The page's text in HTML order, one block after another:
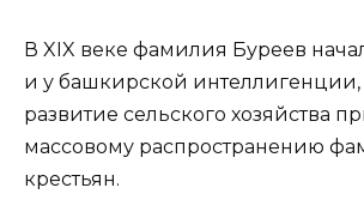
В XIX веке фамилия Буреев
и у башкирской интеллигенции,
развитие сельского хозяйства
массовому распространению
крестьян.